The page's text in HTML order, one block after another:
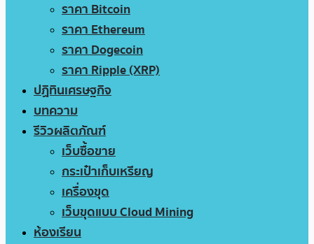
ราคา Bitcoin
ราคา Ethereum
ราคา Dogecoin
ราคา Ripple (XRP)
ปฏิทินเศรษฐกิจ
บทความ
รีวิวผลิตภัณฑ์
เว็บซื้อขาย
กระเป๋าเก็บเหรียญ
เครื่องขุด
เว็บขุดแบบ Cloud Mining
ห้องเรียน